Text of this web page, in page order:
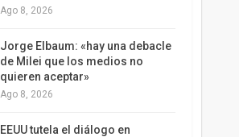
Ago 8, 2026
Jorge Elbaum: «hay una debacle
de Milei que los medios no
quieren aceptar»
Ago 8, 2026
EEUU tutela el diálogo en